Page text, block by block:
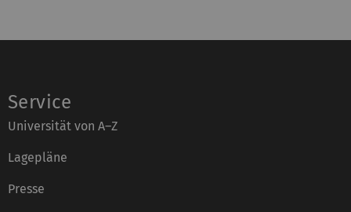
Service
Universität von A–Z
Lagepläne
Presse